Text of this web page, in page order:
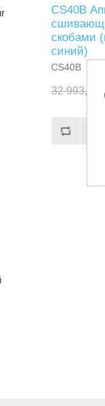
CS40B
скобами
синий)
CS40B
32 993,00